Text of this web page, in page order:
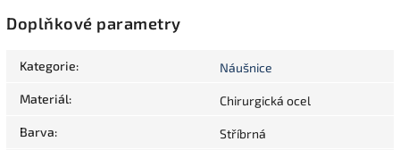
Doplňkové parametry
Kategorie: Náušnice
Materiál: Chirurgická ocel
Barva: Stříbrná